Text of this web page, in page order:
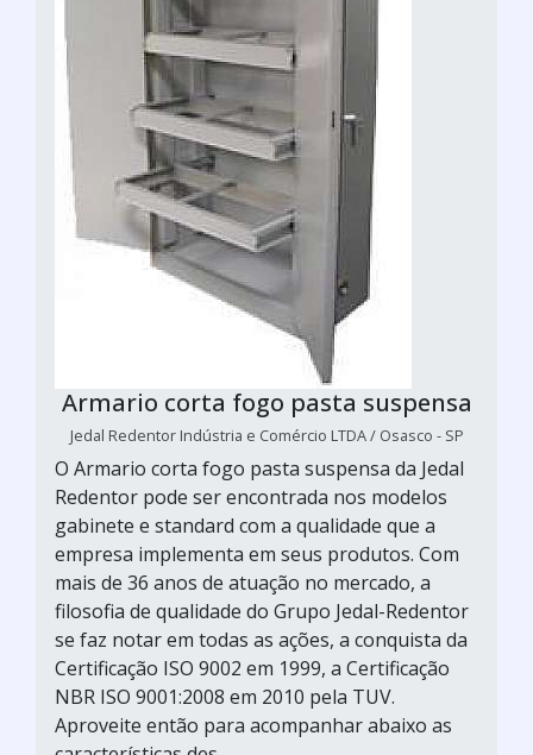
Armario corta fogo pasta suspensa
Jedal Redentor Indústria e Comércio LTDA / Osasco - SP
O Armario corta fogo pasta suspensa da Jedal
Redentor pode ser encontrada nos modelos
gabinete e standard com a qualidade que a
empresa implementa em seus produtos. Com
mais de 36 anos de atuação no mercado, a
filosofia de qualidade do Grupo Jedal-Redentor
se faz notar em todas as ações, a conquista da
Certificação ISO 9002 em 1999, a Certificação
NBR ISO 9001:2008 em 2010 pela TUV.
Aproveite então para acompanhar abaixo as